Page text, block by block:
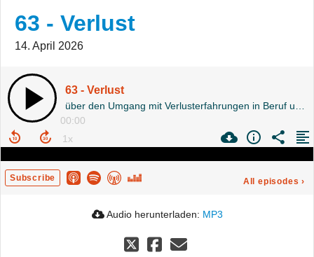
63 - Verlust
14. April 2026
63 - Verlust
00:00
Subscribe All episodes ›
Audio herunterladen: MP3